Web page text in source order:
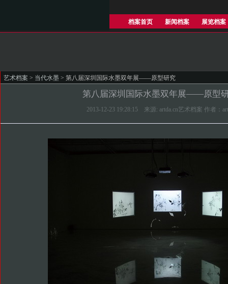
档案首页 新闻档案 展览档案
艺术档案 > 当代水墨 > 第八届深圳国际水墨双年展——原型研究
第八届深圳国际水墨双年展——原型
2013-12-23 19:28:15 来源: artda.cn艺术档案 作者：